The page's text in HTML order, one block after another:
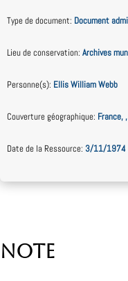
Type de document: Document
Lieu de conservation: Archives
Personne(s): Ellis William Webb
Couverture géographique: France,
Date de la Ressource: 3/11/1974
Note